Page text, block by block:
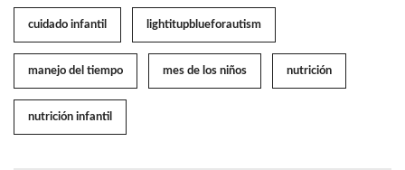
cuidado infantil lightitupblueforautism
manejo del tiempo mes de los niños nutrición
nutrición infantil